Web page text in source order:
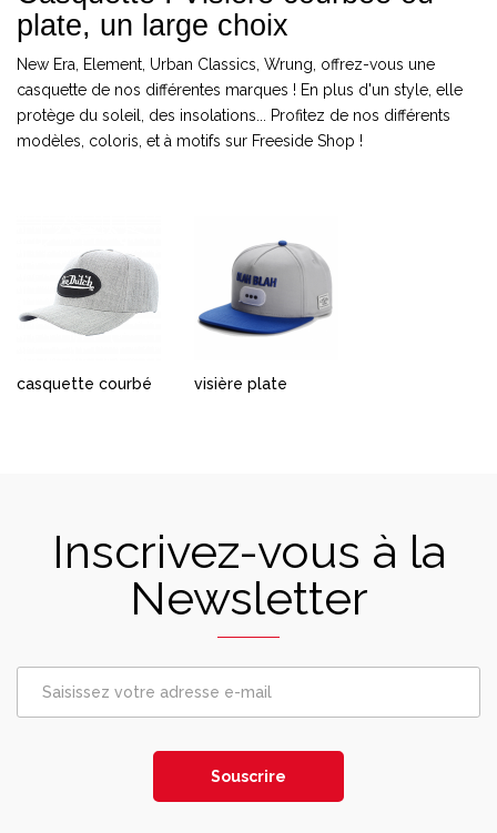
plate, un large choix
New Era, Element, Urban Classics, Wrung, offrez-vous une
casquette de nos différentes marques ! En plus d'un style, elle
protège du soleil, des insolations... Profitez de nos différents
modèles, coloris, et à motifs sur Freeside Shop !
casquette courbé visière plate
Inscrivez-vous à la
Newsletter
Souscrire